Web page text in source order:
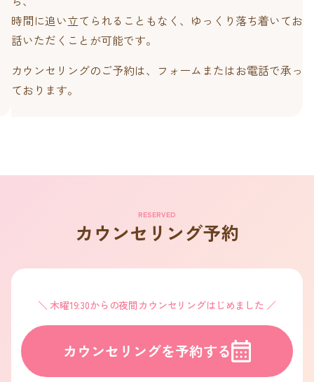
時間に追い立てられることもなく、ゆっくり落ち着いてお
話いただくことが可能です。
カウンセリングのご予約は、フォームまたはお電話で承っ
ております。
RESERVED
カウンセリング予約
木曜19:30からの夜間カウンセリングはじめました
カウンセリングを予約する